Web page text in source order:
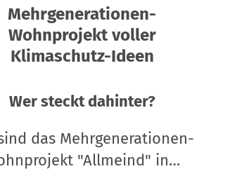
Mehrgenerationen-
Wohnprojekt voller
Klimaschutz-Ideen
Wer steckt dahinter?
das Mehrgenerationen-
"Allmeind" in…